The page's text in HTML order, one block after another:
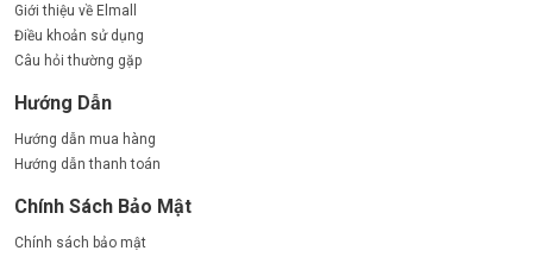
Giới thiệu về Elmall
Điều khoản sử dụng
Câu hỏi thường gặp
Hướng Dẫn
Hướng dẫn mua hàng
Hướng dẫn thanh toán
Chính Sách Bảo Mật
Chính sách bảo mật